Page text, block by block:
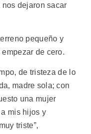
dejaron sacar
pequeño y
de cero.
de tristeza de lo
madre sola; con
una mujer
mis hijos y
triste”,